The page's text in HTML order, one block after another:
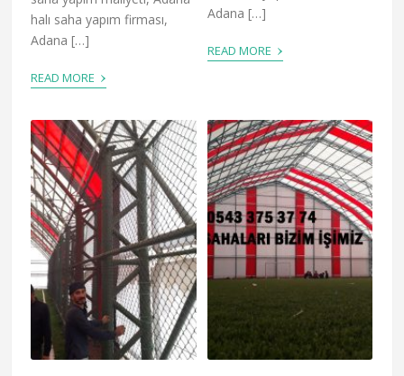
halı saha yapım firması,
Adana […]
READ MORE ›
Adana […]
READ MORE ›